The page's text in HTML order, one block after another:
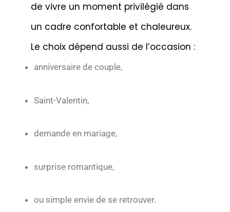
de vivre un moment privilégié dans
un cadre confortable et chaleureux.
Le choix dépend aussi de l’occasion :
anniversaire de couple,
Saint-Valentin,
demande en mariage,
surprise romantique,
ou simple envie de se retrouver.